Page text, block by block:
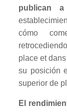
publican
cómo
place et
su posición
superior de
El